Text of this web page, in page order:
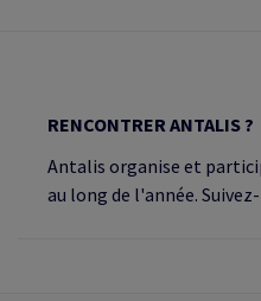
RENCONTRER ANTALIS ?
Antalis organise et
au long de l'année.